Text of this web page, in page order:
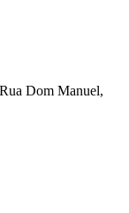
Dom Manuel,